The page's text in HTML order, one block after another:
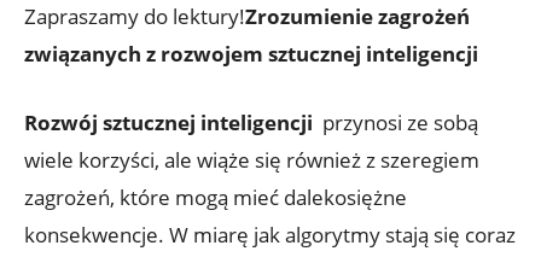
Zapraszamy do lektury!Zrozumienie zagrożeń
związanych z rozwojem sztucznej inteligencji
Rozwój‌ sztucznej inteligencji ​ przynosi ze sobą
wiele korzyści, ale wiąże się również z szeregiem​
zagrożeń,⁤ które mogą mieć dalekosiężne
konsekwencje.​ W miarę jak algorytmy stają⁣ się coraz